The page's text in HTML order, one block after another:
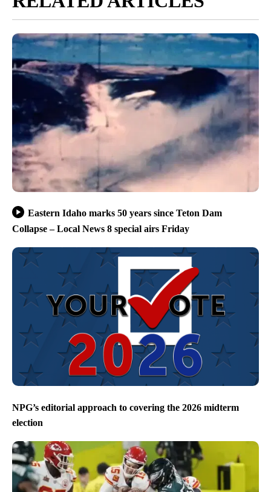
Eastern Idaho marks 50 years since Teton Dam
Collapse – Local News 8 special airs Friday
NPG’s editorial approach to covering the 2026 midterm
election